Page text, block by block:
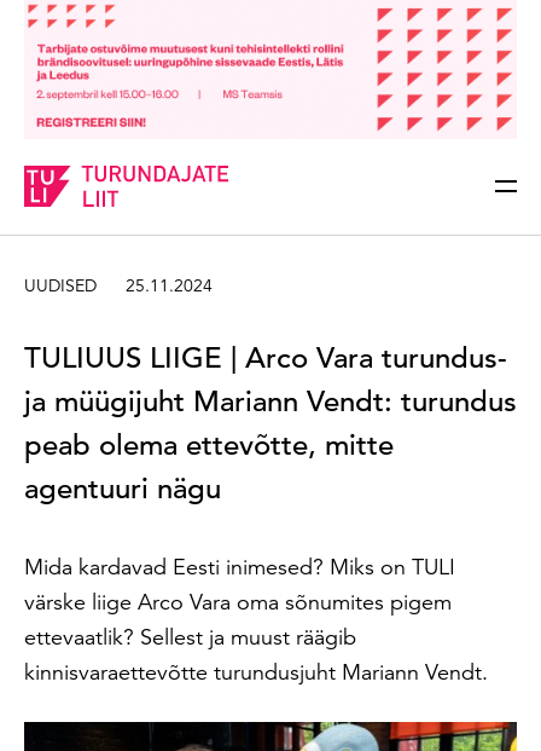
Sisesta märksõna
UUDISED 25.11.2024
TULIUUS LIIGE | Arco Vara turundus-
ja müügijuht Mariann Vendt: turundus
peab olema ettevõtte, mitte
agentuuri nägu
Mida kardavad Eesti inimesed? Miks on TULI
värske liige Arco Vara oma sõnumites pigem
ettevaatlik? Sellest ja muust räägib
kinnisvaraettevõtte turundusjuht Mariann Vendt.